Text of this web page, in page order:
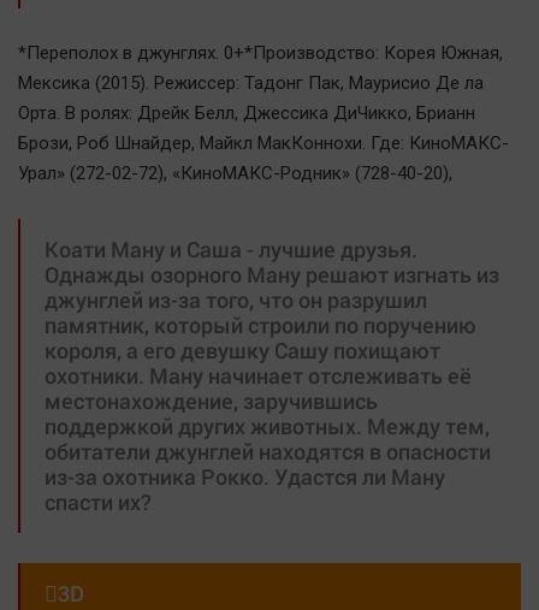
*Переполох в джунглях. 0+*Производство: Корея Южная,
Мексика (2015). Режиссер: Тадонг Пак, Маурисио Де ла
Орта. В ролях: Дрейк Белл, Джессика ДиЧикко, Брианн
Брози, Роб Шнайдер, Майкл МакКоннохи. Где: КиноМАКС-
Урал» (272-02-72), «КиноМАКС-Родник» (728-40-20),
Коати Ману и Саша - лучшие друзья.
Однажды озорного Ману решают изгнать из
джунглей из-за того, что он разрушил
памятник, который строили по поручению
короля, а его девушку Сашу похищают
охотники. Ману начинает отслеживать её
местонахождение, заручившись
поддержкой других животных. Между тем,
обитатели джунглей находятся в опасности
из-за охотника Рокко. Удастся ли Ману
спасти их?
3D